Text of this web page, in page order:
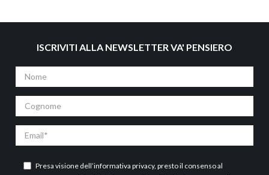
ISCRIVITI ALLA NEWSLETTER VA' PENSIERO
Nome
Cognome
Email
Presa visione dell’informativa privacy, presto il consenso al